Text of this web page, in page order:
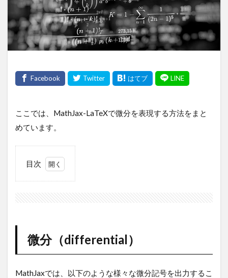
ここでは、MathJax-LaTeXで微分を表現する方法をまと
めています。
目次
ジュ
記法
ライ
微分（differential）
MathJaxでは、以下のような様々な微分記号を出力するこ